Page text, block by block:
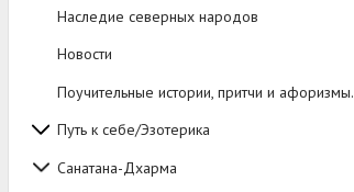
Наследие северных народов
Новости
Поучительные истории, притчи и афоризмы.
Путь к себе/Эзотерика
Санатана-Дхарма